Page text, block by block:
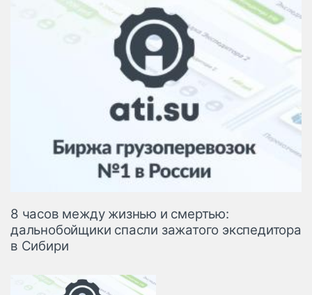
Автосервис,
запчасти, шины
Топливо, масла и
автохимия
Дзен
8 часов между жизнью и смертью:
дальнобойщики спасли зажатого экспедитора
в Сибири